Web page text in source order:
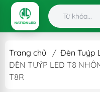
Trang chủ / Đèn Tuýp
ĐÈN TUÝP LED T8
T8R